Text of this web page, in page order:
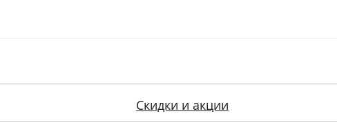
Скидки и акции